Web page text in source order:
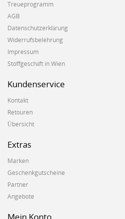
Treueprogramm
AGB
Datenschutzerklärung
Widerrufsbelehrung
Impressum
Stoffgeschäft in Wien
Kundenservice
Kontakt
Retouren
Übersicht
Extras
Marken
Geschenkgutscheine
Partner
Angebote